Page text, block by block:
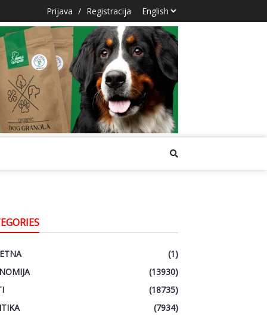
Prijava / Registracija
(1)
(13930)
(18735)
(7934)